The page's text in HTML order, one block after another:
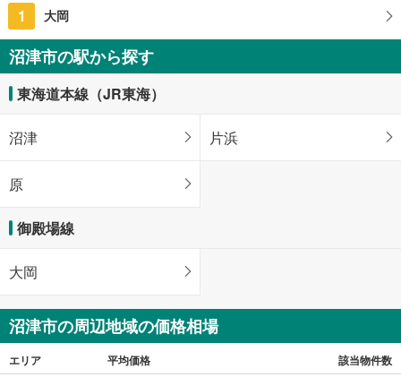
1 大岡
沼津市の駅から探す
東海道本線（JR東海）
沼津 片浜
原
御殿場線
大岡
沼津市の周辺地域の価格相場
エリア 平均価格 該当物件数